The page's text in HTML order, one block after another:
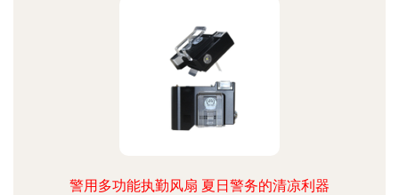
警用多功能执勤风扇 夏日警务的清凉利器